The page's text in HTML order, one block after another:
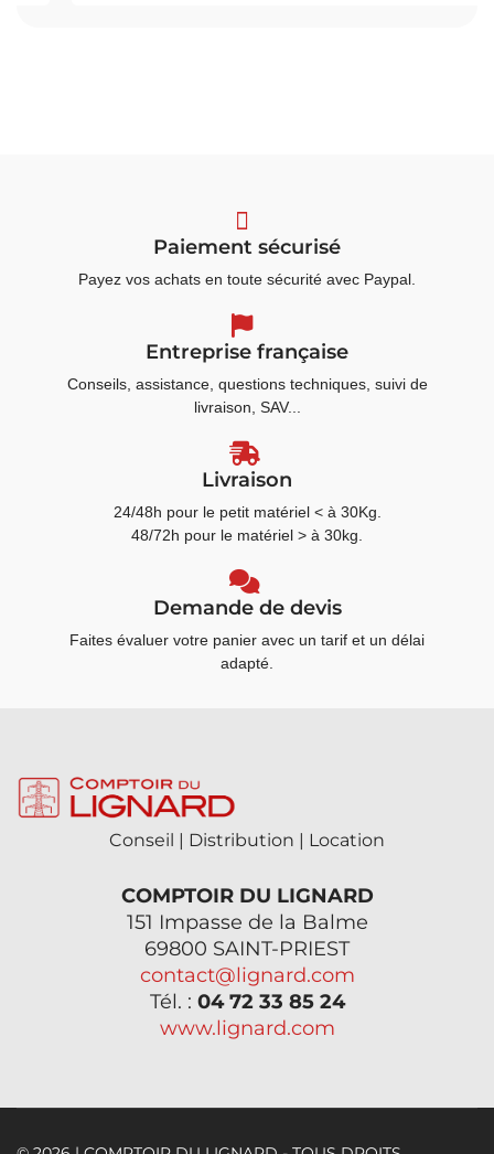
Paiement sécurisé
Payez vos achats en toute sécurité avec Paypal.
Entreprise française
Conseils, assistance, questions techniques, suivi de
livraison, SAV...
Livraison
24/48h pour le petit matériel < à 30Kg.
48/72h pour le matériel > à 30kg.
Demande de devis
Faites évaluer votre panier avec un tarif et un délai
adapté.
Conseil | Distribution | Location
COMPTOIR DU LIGNARD
151 Impasse de la Balme
69800 SAINT-PRIEST
contact@lignard.com
Tél. : 04 72 33 85 24
www.lignard.com